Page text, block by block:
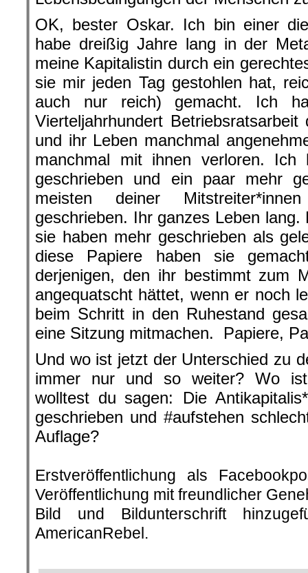
OK, bester Oskar. Ich bin einer
habe dreißig Jahre lang in der
meine Kapitalistin durch ein
sie mir jeden Tag gestohlen hat,
auch nur reich) gemacht. Ich
Vierteljahrhundert
und ihr Leben manchmal
manchmal mit ihnen verloren. Ich
geschrieben und ein paar mehr
meisten deiner
geschrieben. Ihr ganzes Leben
sie haben mehr geschrieben als
diese Papiere haben sie
derjenigen, den ihr bestimmt zum
angequatscht hättet, wenn er noch
beim Schritt in den Ruhestand
eine Sitzung mitmachen. Papiere,
Und wo ist jetzt der Unterschied zu
immer nur und so weiter? Wo
wolltest du sagen: Die
geschrieben und #aufstehen
Auflage?
Erstveröffentlichung als
Veröffentlichung mit freundlicher
Bild und Bildunterschrift
AmericanRebel.